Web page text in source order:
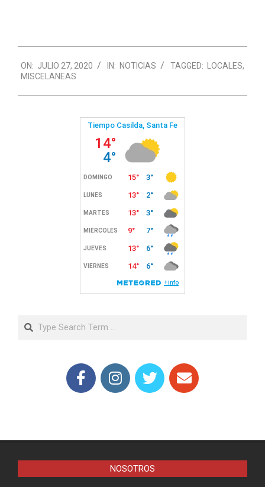
07-
27
ON: JULIO 27, 2020 IN: NOTICIAS TAGGED: LOCALES,
MISCELANEAS
Search
NOSOTROS